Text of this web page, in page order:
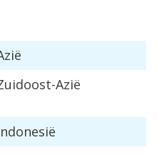
ë
-Azië
ë